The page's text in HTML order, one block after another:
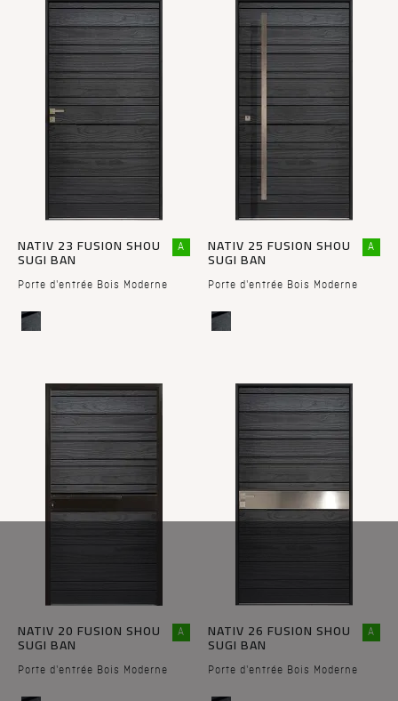
NATIV 23 FUSION SHOU
SUGI BAN
Porte d'entrée Bois Moderne
A NATIV 25 FUSION SHOU
SUGI BAN
Porte d'entrée Bois Moderne
A
NATIV 20 FUSION SHOU
SUGI BAN
Porte d'entrée Bois Moderne
A NATIV 26 FUSION SHOU
SUGI BAN
Porte d'entrée Bois Moderne
A